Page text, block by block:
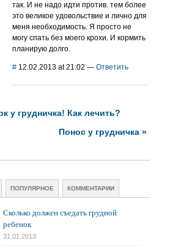
так. И не надо идти против. тем более
это великое удовольствие и лично для
меня необходимость. Я просто не
могу спать без моего крохи. И кормить
планирую долго.
# 12.02.2013 at 21:02 — Ответить
у грудничка! Как лечить?
Понос у грудничка »
ПОПУЛЯРНОЕ КОММЕНТАРИИ
Сколько должен съедать грудной
ребенок
31.01.2013